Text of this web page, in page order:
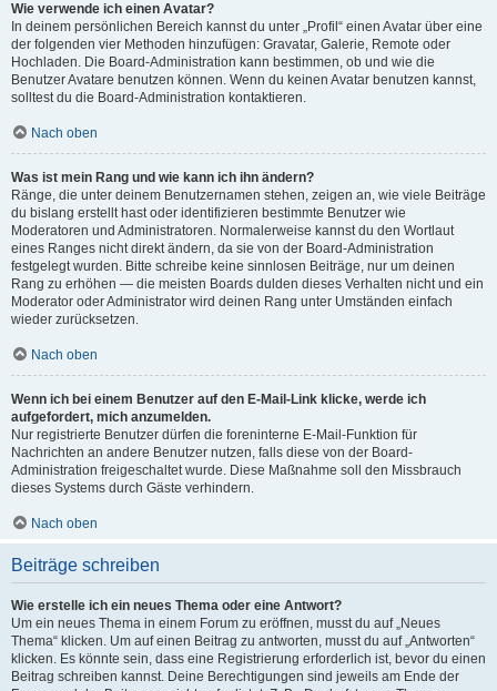
Wie verwende ich einen Avatar?
In deinem persönlichen Bereich kannst du unter „Profil“ einen Avatar über eine
der folgenden vier Methoden hinzufügen: Gravatar, Galerie, Remote oder
Hochladen. Die Board-Administration kann bestimmen, ob und wie die
Benutzer Avatare benutzen können. Wenn du keinen Avatar benutzen kannst,
solltest du die Board-Administration kontaktieren.
Nach oben
Was ist mein Rang und wie kann ich ihn ändern?
Ränge, die unter deinem Benutzernamen stehen, zeigen an, wie viele Beiträge
du bislang erstellt hast oder identifizieren bestimmte Benutzer wie
Moderatoren und Administratoren. Normalerweise kannst du den Wortlaut
eines Ranges nicht direkt ändern, da sie von der Board-Administration
festgelegt wurden. Bitte schreibe keine sinnlosen Beiträge, nur um deinen
Rang zu erhöhen — die meisten Boards dulden dieses Verhalten nicht und ein
Moderator oder Administrator wird deinen Rang unter Umständen einfach
wieder zurücksetzen.
Nach oben
Wenn ich bei einem Benutzer auf den E-Mail-Link klicke, werde ich
aufgefordert, mich anzumelden.
Nur registrierte Benutzer dürfen die foreninterne E-Mail-Funktion für
Nachrichten an andere Benutzer nutzen, falls diese von der Board-
Administration freigeschaltet wurde. Diese Maßnahme soll den Missbrauch
dieses Systems durch Gäste verhindern.
Nach oben
Beiträge schreiben
Wie erstelle ich ein neues Thema oder eine Antwort?
Um ein neues Thema in einem Forum zu eröffnen, musst du auf „Neues
Thema“ klicken. Um auf einen Beitrag zu antworten, musst du auf „Antworten“
klicken. Es könnte sein, dass eine Registrierung erforderlich ist, bevor du einen
Beitrag schreiben kannst. Deine Berechtigungen sind jeweils am Ende der